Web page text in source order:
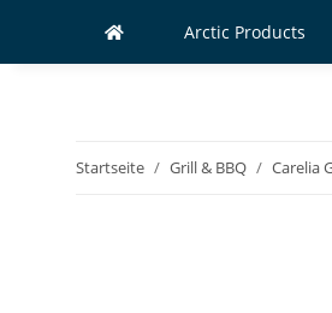
Arctic Products
Startseite Grill & BBQ Carelia